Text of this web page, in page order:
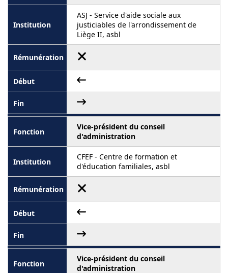
ASJ - Service d'aide sociale aux
justiciables de l'arrondissement de
Liège II, asbl
Vice-président du conseil
d'administration
CFEF - Centre de formation et
d'éducation familiales, asbl
Vice-président du conseil
d'administration